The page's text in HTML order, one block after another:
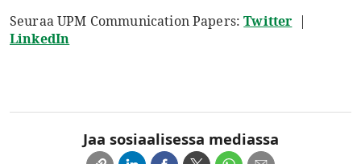
Seuraa UPM Communication Papers:Twitter |
LinkedIn
Jaa sosiaalisessa mediassa